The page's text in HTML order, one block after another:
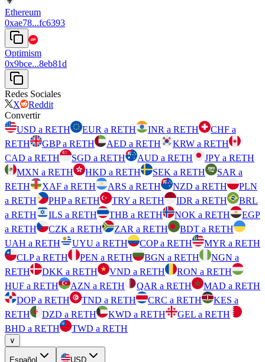
Ethereum
0xae78...fc6393
Optimism
0x9bce...8eb81d
Redes Sociales
X
Reddit
Convertir
USD a RETH
EUR a RETH INR a RETH
CHF a
RETH
GBP a RETH AED a RETH
KRW a RETH
CAD a RETH
SGD a RETH AUD a RETH
JPY a RETH
MXN a RETH
HKD a RETH SEK a RETH
SAR a
RETH
XAF a RETH ARS a RETH NZD a RETH
PLN
a RETH
PHP a RETH TRY a RETH IDR a RETH
BRL
a RETH
ILS a RETH THB a RETH NOK a RETH
EGP
a RETH
CZK a RETH ZAR a RETH
BDT a RETH
UAH a RETH
UYU a RETH COP a RETH
MYR a RETH
CLP a RETH
PEN a RETH BGN a RETH
NGN a
RETH
DKK a RETH VND a RETH
RON a RETH
HUF a RETH
AZN a RETH QAR a RETH
MAD a RETH
DOP a RETH
TND a RETH CRC a RETH
KES a
RETH
DZD a RETH KWD a RETH
GEL a RETH
BHD a RETH
TWD a RETH
∨
Español USD